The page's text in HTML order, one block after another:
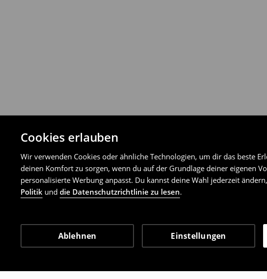
Cookies erlauben
Wir verwenden Cookies oder ähnliche Technologien, um dir das beste
deinen Komfort zu sorgen, wenn du auf der Grundlage deiner eigenen
personalisierte Werbung anpasst. Du kannst deine Wahl jederzeit
Politik und die Datenschutzrichtlinie zu lesen.
Ablehnen Einstellungen